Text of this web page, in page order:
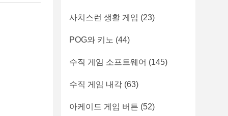
사치스런 생활 게임 (23)
POG와 키노 (44)
수직 게임 소프트웨어 (145)
수직 게임 내각 (63)
아케이드 게임 버튼 (52)